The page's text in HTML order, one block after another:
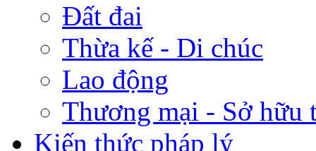
Đất đai
Thừa kế - Di chúc
Lao động
Thương mại - Sở hữu
Kiến thức pháp lý